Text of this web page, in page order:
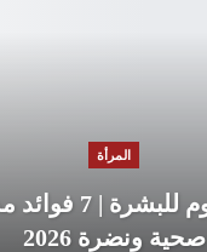
المرأة
فوائد زيت الثوم
صحية ونضرة 2026